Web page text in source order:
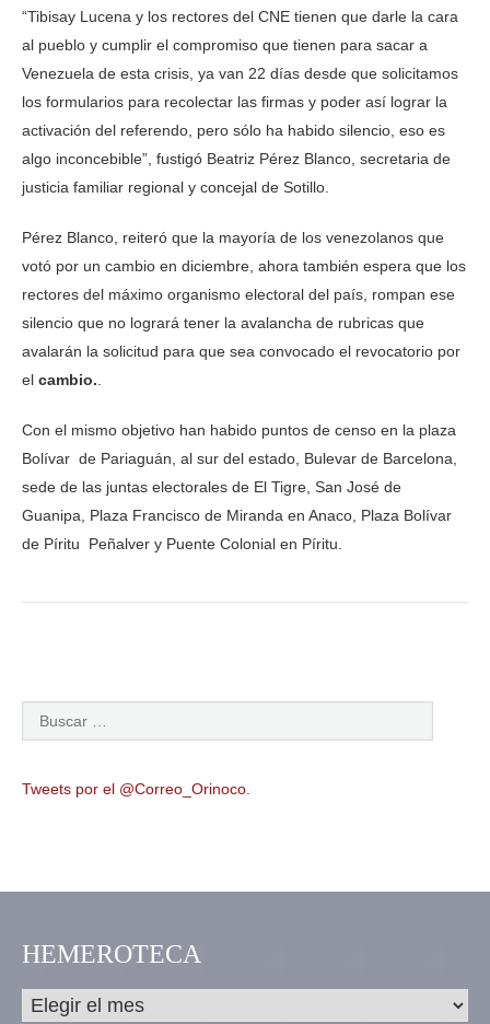
“Tibisay Lucena y los rectores del CNE tienen que darle la cara
al pueblo y cumplir el compromiso que tienen para sacar a
Venezuela de esta crisis, ya van 22 días desde que solicitamos
los formularios para recolectar las firmas y poder así lograr la
activación del referendo, pero sólo ha habido silencio, eso es
algo inconcebible”, fustigó Beatriz Pérez Blanco, secretaria de
justicia familiar regional y concejal de Sotillo.
Pérez Blanco, reiteró que la mayoría de los venezolanos que
votó por un cambio en diciembre, ahora también espera que los
rectores del máximo organismo electoral del país, rompan ese
silencio que no logrará tener la avalancha de rubricas que
avalarán la solicitud para que sea convocado el revocatorio por
el cambio.
Con el mismo objetivo han habido puntos de censo en la plaza
Bolívar de Pariaguán, al sur del estado, Bulevar de Barcelona,
sede de las juntas electorales de El Tigre, San José de
Guanipa, Plaza Francisco de Miranda en Anaco, Plaza Bolívar
de Píritu Peñalver y Puente Colonial en Píritu.
Tweets por el @Correo_Orinoco.
HEMEROTECA